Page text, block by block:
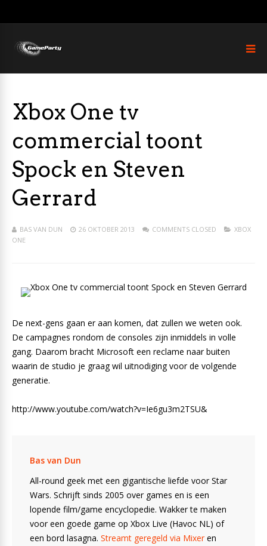
Xbox One tv
commercial toont
Spock en Steven
Gerrard
BAS VAN DUN 26 OKTOBER 2013 COMMENTS CLOSED
XBOX
ONE
De next-gens gaan er aan komen, dat zullen we weten ook.
De campagnes rondom de consoles zijn inmiddels in volle
gang. Daarom bracht Microsoft een reclame naar buiten
waarin de studio je graag wil uitnodiging voor de volgende
generatie.
http://www.youtube.com/watch?v=Ie6gu3m2TSU&
Bas van Dun
All-round geek met een gigantische liefde voor Star
Wars. Schrijft sinds 2005 over games en is een
lopende film/game encyclopedie. Wakker te maken
voor een goede game op Xbox Live (Havoc NL) of
een bord lasagna. Streamt geregeld via Mixeren